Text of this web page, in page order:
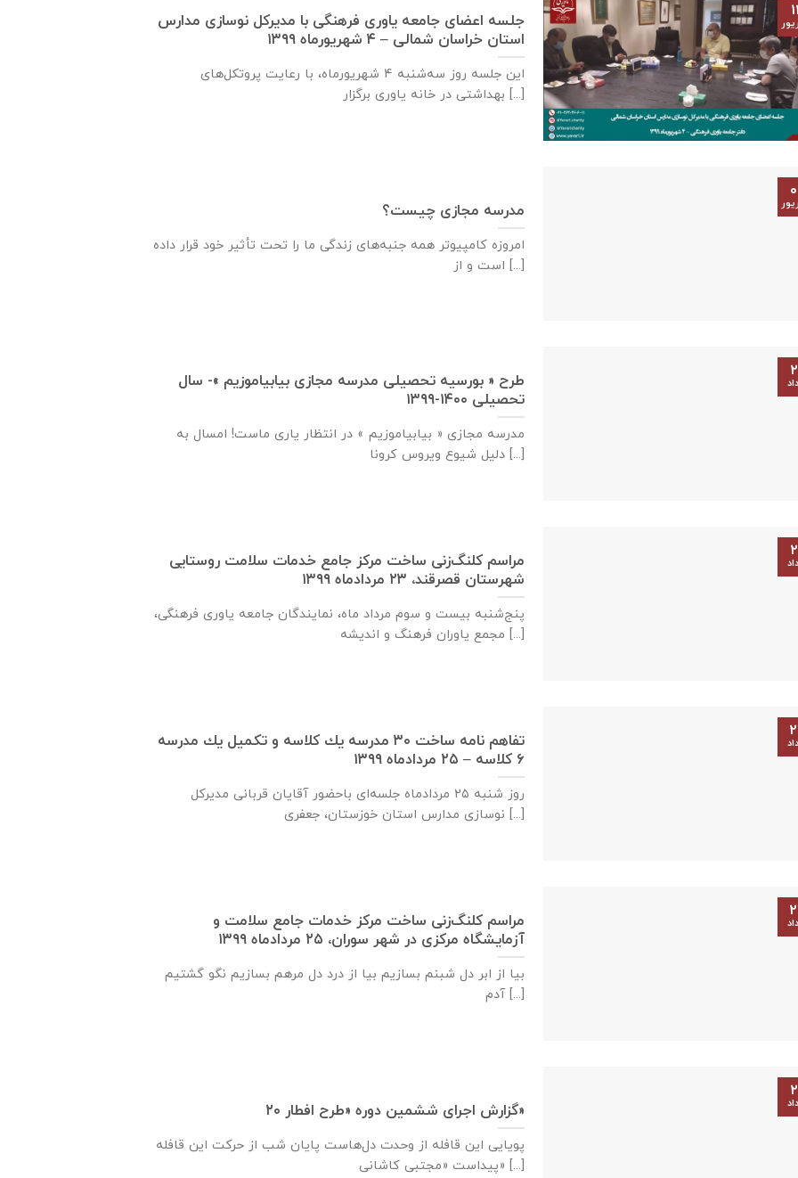
جلسه اعضای جامعه ياوری فرهنگی با مدیركل نوسازی مدارس
استان خراسان شمالی – ٤ شهریورماه ۱۳۹۹
بهداشتی در خانه ياوری برگزار [...]
مدرسه مجازی چیست؟
امروزه کامپیوتر همه جنبه‌های زندگی ما را تحت تأثیر خود قرار داده
است و از [...]
طرح « بورسیه تحصیلی مدرسه مجازی بیابیاموزیم »- سال
تحصیلی ۱۴۰۰-۱۳۹۹
مدرسه مجازی « بیابیاموزیم » در انتظار یاری ماست! امسال به
دلیل شیوع ویروس کرونا [...]
مراسم کلنگ‌زنی ساخت مرکز جامع خدمات سلامت روستایی
شهرستان قصرقند، ۲۳ مردادماه ۱۳۹۹
پنج‌شنبه بیست و سوم مرداد ماه، نمایندگان جامعه یاوری فرهنگی،
مجمع یاوران فرهنگ و اندیشه [...]
تفاهم نامه ساخت ٣٠ مدرسه يك كلاسه و تكميل يك مدرسه
٦ كلاسه – ۲۵ مردادماه ۱۳۹۹
نوسازی مدارس استان خوزستان، جعفری [...]
مراسم کلنگ‌زنی ساخت مرکز خدمات جامع سلامت و
آزمایشگاه مرکزی در شهر سوران، ۲۵ مردادماه ۱۳۹۹
بیا از ابر دل شبنم بسازیم بیا از درد دل مرهم بسازیم نگو گشتیم
آدم [...]
گزارش اجرای ششمین دوره «طرح افطار ۲۰»
پویایی این قافله از وحدت دل‌هاست پایان شب از حرکت این قافله
پیداست «مجتبی کاشانی» [...]